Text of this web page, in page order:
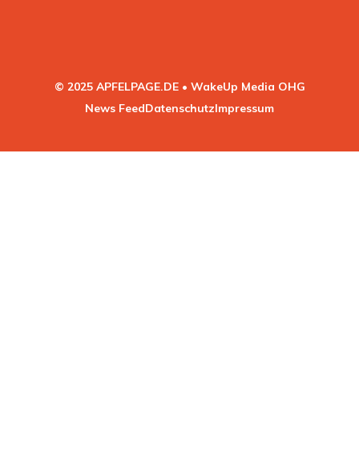
© 2025 APFELPAGE.DE • WakeUp Media OHG
News FeedDatenschutzImpressum